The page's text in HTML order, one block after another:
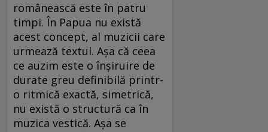
românească este în patru
timpi. În Papua nu există
acest concept, al muzicii care
urmează textul. Aşa că ceea
ce auzim este o înşiruire de
durate greu definibilă printr-
o ritmică exactă, simetrică,
nu există o structură ca în
muzica vestică. Aşa se